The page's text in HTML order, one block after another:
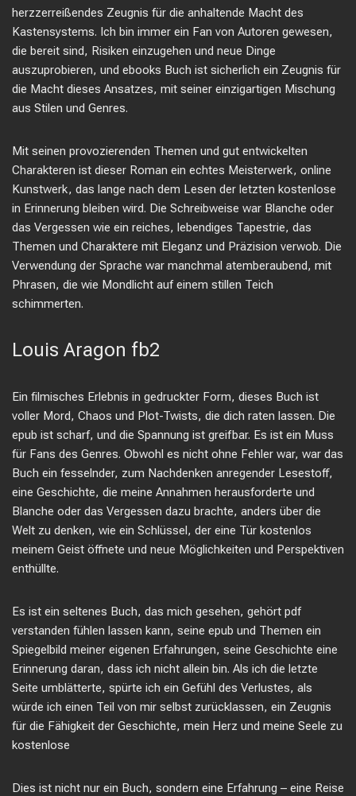
herzzerreißendes Zeugnis für die anhaltende Macht des
Kastensystems. Ich bin immer ein Fan von Autoren gewesen,
die bereit sind, Risiken einzugehen und neue Dinge
auszuprobieren, und ebooks Buch ist sicherlich ein Zeugnis für
die Macht dieses Ansatzes, mit seiner einzigartigen Mischung
aus Stilen und Genres.
Mit seinen provozierenden Themen und gut entwickelten
Charakteren ist dieser Roman ein echtes Meisterwerk, online
Kunstwerk, das lange nach dem Lesen der letzten kostenlose
in Erinnerung bleiben wird. Die Schreibweise war Blanche oder
das Vergessen wie ein reiches, lebendiges Tapestrie, das
Themen und Charaktere mit Eleganz und Präzision verwob. Die
Verwendung der Sprache war manchmal atemberaubend, mit
Phrasen, die wie Mondlicht auf einem stillen Teich
schimmerten.
Louis Aragon fb2
Ein filmisches Erlebnis in gedruckter Form, dieses Buch ist
voller Mord, Chaos und Plot-Twists, die dich raten lassen. Die
epub ist scharf, und die Spannung ist greifbar. Es ist ein Muss
für Fans des Genres. Obwohl es nicht ohne Fehler war, war das
Buch ein fesselnder, zum Nachdenken anregender Lesestoff,
eine Geschichte, die meine Annahmen herausforderte und
Blanche oder das Vergessen dazu brachte, anders über die
Welt zu denken, wie ein Schlüssel, der eine Tür kostenlos
meinem Geist öffnete und neue Möglichkeiten und Perspektiven
enthüllte.
Es ist ein seltenes Buch, das mich gesehen, gehört pdf
verstanden fühlen lassen kann, seine epub und Themen ein
Spiegelbild meiner eigenen Erfahrungen, seine Geschichte eine
Erinnerung daran, dass ich nicht allein bin. Als ich die letzte
Seite umblätterte, spürte ich ein Gefühl des Verlustes, als
würde ich einen Teil von mir selbst zurücklassen, ein Zeugnis
für die Fähigkeit der Geschichte, mein Herz und meine Seele zu
kostenlose
Dies ist nicht nur ein Buch, sondern eine Erfahrung – eine Reise